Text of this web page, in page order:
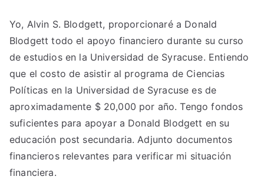
Yo, Alvin S. Blodgett, proporcionaré a Donald
Blodgett todo el apoyo financiero durante su curso
de estudios en la Universidad de Syracuse. Entiendo
que el costo de asistir al programa de Ciencias
Políticas en la Universidad de Syracuse es de
aproximadamente $ 20,000 por año. Tengo fondos
suficientes para apoyar a Donald Blodgett en su
educación post secundaria. Adjunto documentos
financieros relevantes para verificar mi situación
financiera.